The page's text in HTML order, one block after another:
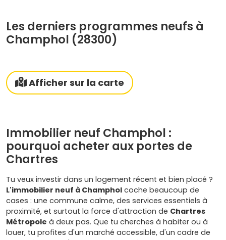
Les derniers programmes neufs à
Champhol (28300)
Afficher sur la carte
Immobilier neuf Champhol :
pourquoi acheter aux portes de
Chartres
Tu veux investir dans un logement récent et bien placé ?
L'immobilier neuf à Champhol coche beaucoup de
cases : une commune calme, des services essentiels à
proximité, et surtout la force d'attraction de Chartres
Métropole à deux pas. Que tu cherches à habiter ou à
louer, tu profites d'un marché accessible, d'un cadre de